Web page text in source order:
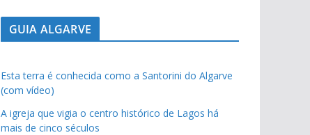
GUIA ALGARVE
Esta terra é conhecida como a Santorini do Algarve
(com vídeo)
A igreja que vigia o centro histórico de Lagos há
mais de cinco séculos